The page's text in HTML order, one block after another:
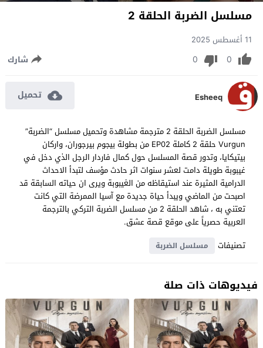
مسلسل الضربة الحلقة 2
11 أغسطس 2025
0
0 شارك
Esheeq تحميل
مسلسل الضربة الحلقة 2 مترجمة مشاهدة وتحميل مسلسل “الضربة”
Vurgun حلقة 2 كاملة EP02 من بطولة بيجوم بيرجوران، واركان
بيتيكايا، وتدور قصة المسلسل حول كمال فاردار الرجل الذي دخل في
غيبوبة طويلة دامت لعشر سنوات اثر حادث مؤسف لتبدأ الاحداث
الدرامية المثيرة عند استيقاظه من الغيبوبة ويرى ان حياته السابقة قد
اصبحت من الماضي ويبدأ حياة جديدة مع آسيا الممرضة التي كانت
تعتني به ، شاهد الحلقة 2 من مسلسل الضربة التركي بالترجمة
العربية حصرياً على موقع قصة عشق.
تصنيفات
مسلسل الضربة
فيديوهات ذات صلة